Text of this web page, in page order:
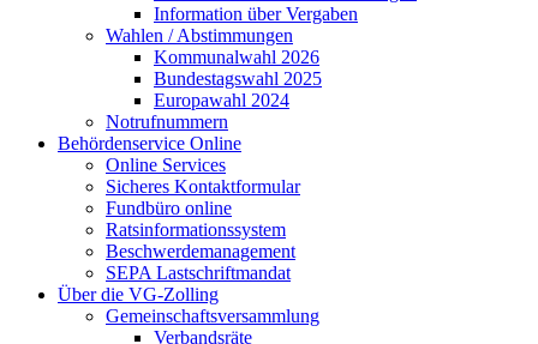
Information über Vergaben
Wahlen / Abstimmungen
Kommunalwahl 2026
Bundestagswahl 2025
Europawahl 2024
Notrufnummern
Behördenservice Online
Online Services
Sicheres Kontaktformular
Fundbüro online
Ratsinformationssystem
Beschwerdemanagement
SEPA Lastschriftmandat
Über die VG-Zolling
Gemeinschaftsversammlung
Verbandsräte